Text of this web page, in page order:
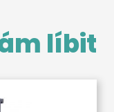
líbit